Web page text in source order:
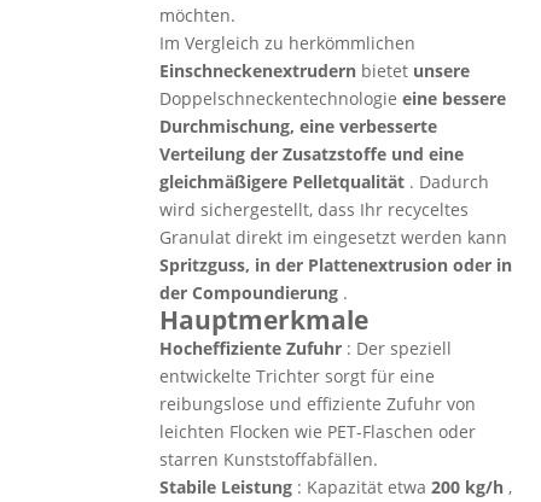
möchten.
Im Vergleich zu herkömmlichen
Einschneckenextrudern bietet unsere
Doppelschneckentechnologie eine bessere
Durchmischung, eine verbesserte
Verteilung der Zusatzstoffe und eine
gleichmäßigere Pelletqualität . Dadurch
wird sichergestellt, dass Ihr recyceltes
Granulat direkt im eingesetzt werden kann
Spritzguss, in der Plattenextrusion oder in
der Compoundierung .
Hauptmerkmale
Hocheffiziente Zufuhr : Der speziell
entwickelte Trichter sorgt für eine
reibungslose und effiziente Zufuhr von
leichten Flocken wie PET-Flaschen oder
starren Kunststoffabfällen.
Stabile Leistung : Kapazität etwa 200 kg/h ,